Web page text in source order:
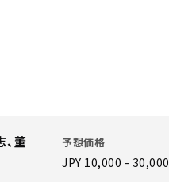
、董 予想価格
JPY 10,000 - 30,000